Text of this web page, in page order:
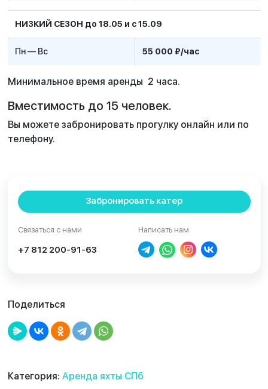
НИЗКИЙ СЕЗОН до 18.05 и с 15.09
Пн — Вс 55 000 ₽/час
Минимальное время аренды 2 часа.
Вместимость до 15 человек.
Вы можете забронировать прогулку онлайн или по
телефону.
Забронировать катер
Связаться с нами
+7 812 200-91-63
Написать нам
Поделиться
Категория: Аренда яхты СПб